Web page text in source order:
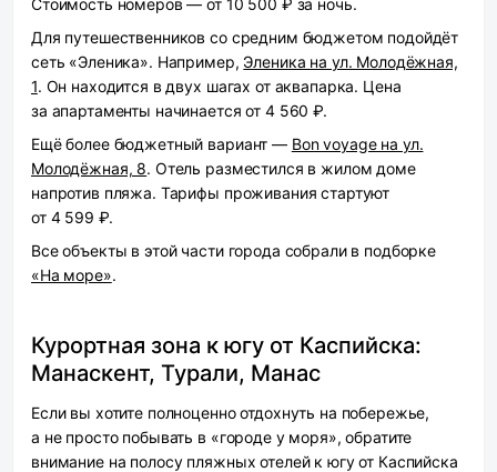
Стоимость номеров — от 10 500 ₽ за ночь.
Для путешественников со средним бюджетом подойдёт
сеть «Эленика». Например, Эленика на ул. Молодёжная,
1. Он находится в двух шагах от аквапарка. Цена
за апартаменты начинается от 4 560 ₽.
Ещё более бюджетный вариант — Bon voyage на ул.
Молодёжная, 8. Отель разместился в жилом доме
напротив пляжа. Тарифы проживания стартуют
от 4 599 ₽.
Все объекты в этой части города собрали в подборке
«На море».
Курортная зона к югу от Каспийска:
Манаскент, Турали, Манас
Если вы хотите полноценно отдохнуть на побережье,
а не просто побывать в «городе у моря», обратите
внимание на полосу пляжных отелей к югу от Каспийска